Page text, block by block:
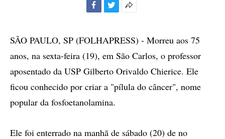
compartilhamento
SÃO PAULO, SP (FOLHAPRESS) - Morreu aos 75
anos, na sexta-feira (19), em São Carlos, o professor
aposentado da USP Gilberto Orivaldo Chierice. Ele
ficou conhecido por criar a "pílula do câncer", nome
popular da fosfoetanolamina.
Ele foi enterrado na manhã de sábado (20) de no